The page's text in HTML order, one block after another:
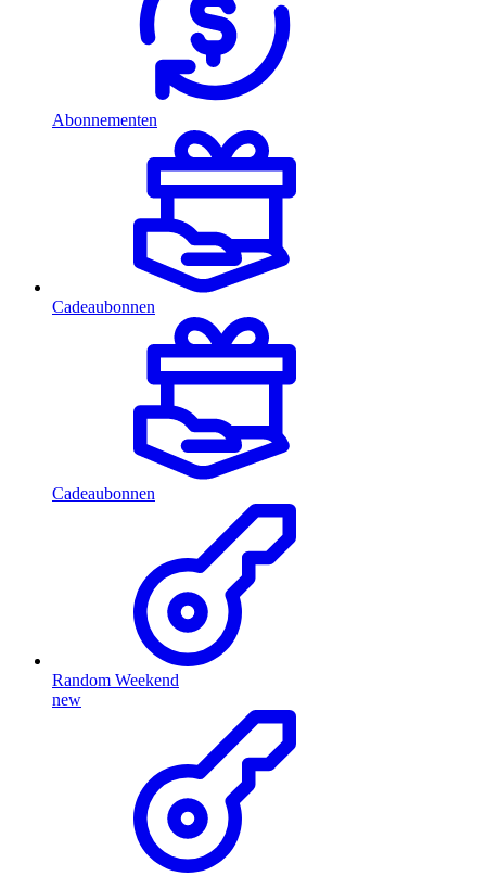
Abonnementen
Cadeaubonnen
Cadeaubonnen
Random Weekend
new